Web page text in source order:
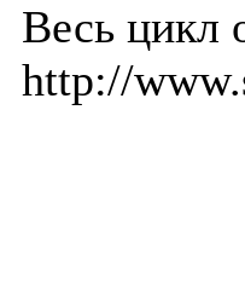
Весь цикл
http://